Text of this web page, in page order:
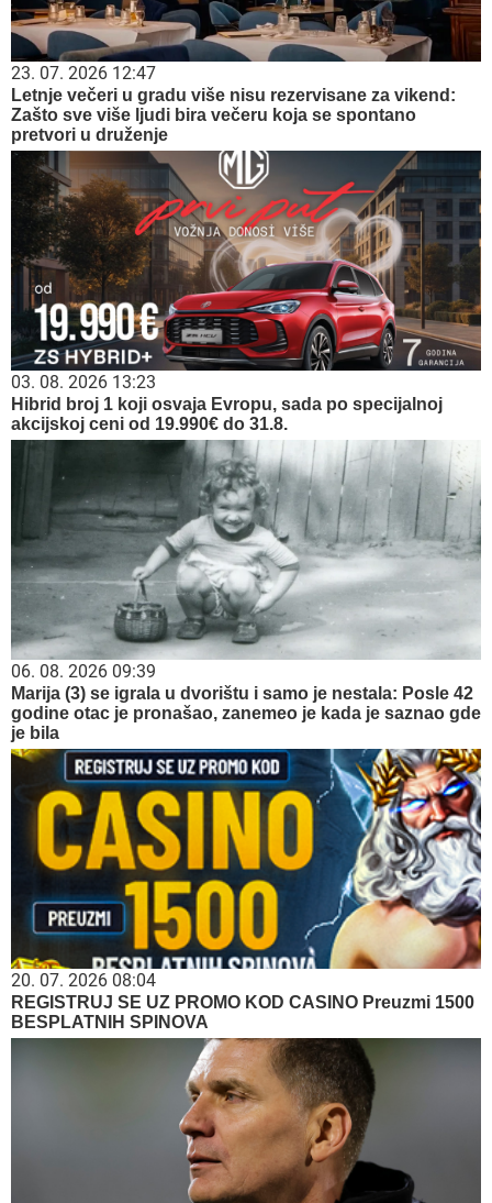
23. 07. 2026 12:47
Letnje večeri u gradu više nisu rezervisane za vikend:
Zašto sve više ljudi bira večeru koja se spontano
pretvori u druženje
03. 08. 2026 13:23
Hibrid broj 1 koji osvaja Evropu, sada po specijalnoj
akcijskoj ceni od 19.990€ do 31.8.
06. 08. 2026 09:39
Marija (3) se igrala u dvorištu i samo je nestala: Posle 42
godine otac je pronašao, zanemeo je kada je saznao gde
je bila
20. 07. 2026 08:04
REGISTRUJ SE UZ PROMO KOD CASINO Preuzmi 1500
BESPLATNIH SPINOVA